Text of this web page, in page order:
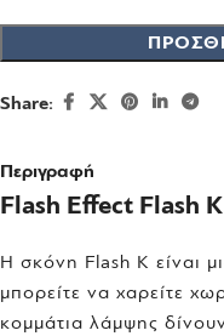
Share:
Περιγραφή
Flash Effect Flash
Η σκόνη Flash K είναι
μπορείτε να χαρείτε
κομμάτια λάμψης